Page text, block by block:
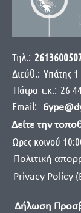
Τηλ.:
Διεύθ.: Yπάτης
Πάτρα τ.κ.: 26
Email:
Δείτε την
Ωρες κοινού
Πολιτική
Privacy Policy
Δήλωση